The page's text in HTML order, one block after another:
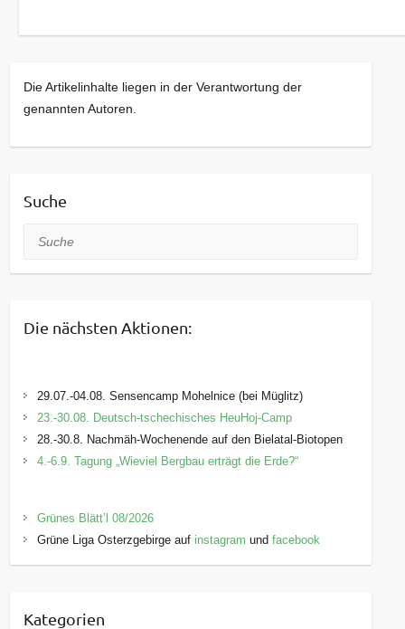
Die Artikelinhalte liegen in der Verantwortung der
genannten Autoren.
Suche
Suche
Die nächsten Aktionen:
29.07.-04.08. Sensencamp Mohelnice (bei Müglitz)
23.-30.08. Deutsch-tschechisches HeuHoj-Camp
28.-30.8. Nachmäh-Wochenende auf den Bielatal-Biotopen
4.-6.9. Tagung „Wieviel Bergbau erträgt die Erde?“
Grünes Blätt’l 08/2026
Grüne Liga Osterzgebirge auf instagram undfacebook
Kategorien